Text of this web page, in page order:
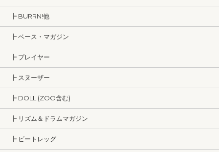
┣ BURRN!他
┣ ベース・マガジン
┣ プレイヤー
┣ スヌーザー
┣ DOLL (ZOO含む)
┣ リズム＆ドラムマガジン
┣ ビートレッグ